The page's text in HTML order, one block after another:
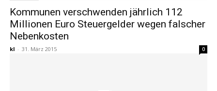
Kommunen verschwenden jährlich 112
Millionen Euro Steuergelder wegen falscher
Nebenkosten
kl - 31. März 2015 0